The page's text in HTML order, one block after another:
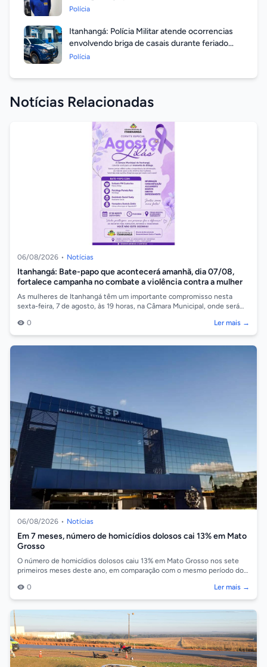
em aberto por homicídio
Polícia
Itanhangá: Polícia Militar atende ocorrencias
envolvendo briga de casais durante feriado
prolongado
Polícia
Notícias Relacionadas
06/08/2026 • Notícias
Itanhangá: Bate-papo que acontecerá amanhã, dia 07/08,
fortalece campanha no combate a violência contra a mulher
As mulheres de Itanhangá têm um importante compromisso nesta
sexta-feira, 7 de agosto, às 19 horas, na Câmara Municipal, onde será
0
Ler mais →
06/08/2026 • Notícias
Em 7 meses, número de homicídios dolosos cai 13% em Mato
Grosso
O número de homicídios dolosos caiu 13% em Mato Grosso nos sete
primeiros meses deste ano, em comparação com o mesmo período do
0
Ler mais →